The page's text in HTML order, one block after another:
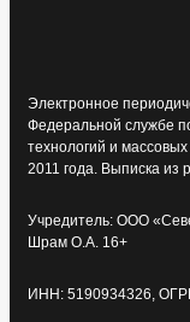
Электронное
Федеральной службе
технологий и
2011 года. Выписка
Учредитель: ООО
Шрам О.А. 16+
ИНН: 5190934326,